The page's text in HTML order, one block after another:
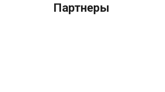
Партнеры